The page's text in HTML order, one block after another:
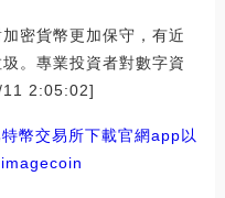
密貨幣更加保守，有近
。專業投資者對數字資
11 2:05:02]
特幣交易所下載官網app以
imagecoin